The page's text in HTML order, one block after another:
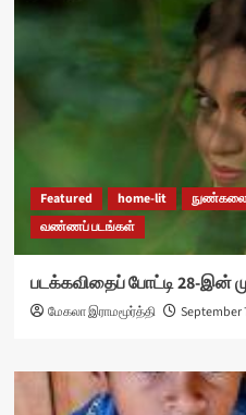
Featured home-lit
வண்ணப் படங்கள்
படக்கவிதைப் போட்டி 28-இன்
மேகலா இராமமூர்த்தி September